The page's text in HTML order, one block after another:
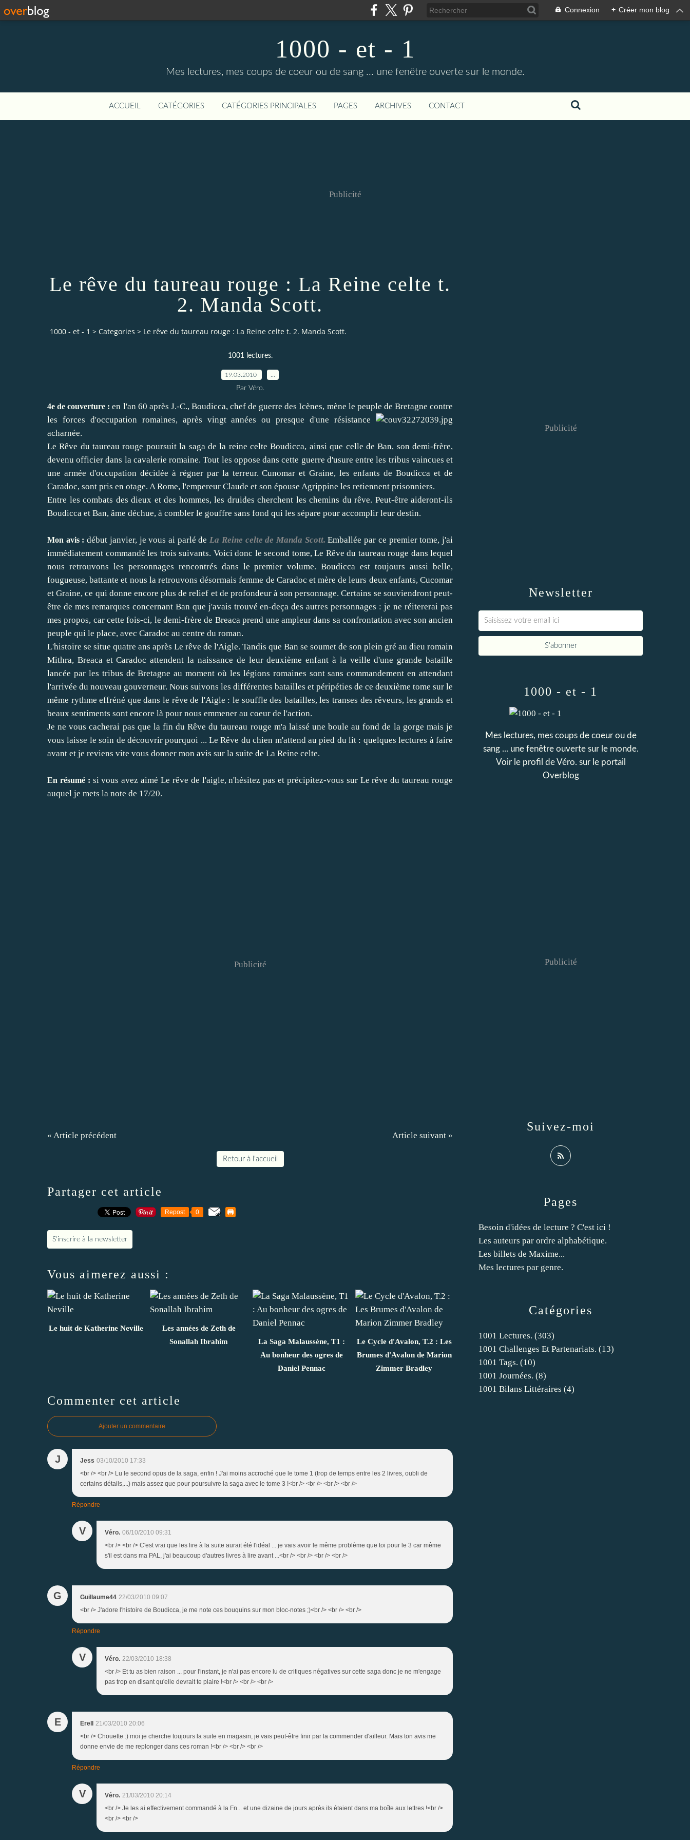
Connexion + Créer mon blog
1000 - et - 1
Mes lectures, mes coups de coeur ou de sang ... une fenêtre ouverte sur le monde.
ACCUEIL CATÉGORIES CATÉGORIES PRINCIPALES PAGES ARCHIVES CONTACT
Publicité
Le rêve du taureau rouge : La Reine celte t.
2. Manda Scott.
1000 - et - 1 > Categories > Le rêve du taureau rouge : La Reine celte t. 2. Manda Scott.
1001 lectures.
19.03.2010
Par Véro.
4e de couverture : en l'an 60 après J.-C., Boudicca, chef de guerre des Icènes, mène le peuple de Bretagne contre
les forces d'occupation romaines, après vingt années ou presque d'une résistance
acharnée.
Le Rêve du taureau rouge poursuit la saga de la reine celte Boudicca, ainsi que celle de Ban, son demi-frère,
devenu officier dans la cavalerie romaine. Tout les oppose dans cette guerre d'usure entre les tribus vaincues et
une armée d'occupation décidée à régner par la terreur. Cunomar et Graine, les enfants de Boudicca et de
Caradoc, sont pris en otage. A Rome, l'empereur Claude et son épouse Agrippine les retiennent prisonniers.
Entre les combats des dieux et des hommes, les druides cherchent les chemins du rêve. Peut-être aideront-ils
Boudicca et Ban, âme déchue, à combler le gouffre sans fond qui les sépare pour accomplir leur destin.
Mon avis : début janvier, je vous ai parlé de La Reine celte de Manda Scott. Emballée par ce premier tome, j'ai
immédiatement commandé les trois suivants. Voici donc le second tome, Le Rêve du taureau rouge dans lequel
nous retrouvons les personnages rencontrés dans le premier volume. Boudicca est toujours aussi belle,
fougueuse, battante et nous la retrouvons désormais femme de Caradoc et mère de leurs deux enfants, Cucomar
et Graine, ce qui donne encore plus de relief et de profondeur à son personnage. Certains se souviendront peut-
être de mes remarques concernant Ban que j'avais trouvé en-deça des autres personnages : je ne réitererai pas
mes propos, car cette fois-ci, le demi-frère de Breaca prend une ampleur dans sa confrontation avec son ancien
peuple qui le place, avec Caradoc au centre du roman.
L'histoire se situe quatre ans après Le rêve de l'Aigle. Tandis que Ban se soumet de son plein gré au dieu romain
Mithra, Breaca et Caradoc attendent la naissance de leur deuxième enfant à la veille d'une grande bataille
lancée par les tribus de Bretagne au moment où les légions romaines sont sans commandement en attendant
l'arrivée du nouveau gouverneur. Nous suivons les différentes batailles et péripéties de ce deuxième tome sur le
même rythme effréné que dans le rêve de l'Aigle : le souffle des batailles, les transes des rêveurs, les grands et
beaux sentiments sont encore là pour nous emmener au coeur de l'action.
Je ne vous cacherai pas que la fin du Rêve du taureau rouge m'a laissé une boule au fond de la gorge mais je
vous laisse le soin de découvrir pourquoi ... Le Rêve du chien m'attend au pied du lit : quelques lectures à faire
avant et je reviens vite vous donner mon avis sur la suite de La Reine celte.
En résumé : si vous avez aimé Le rêve de l'aigle, n'hésitez pas et précipitez-vous sur Le rêve du taureau rouge
auquel je mets la note de 17/20.
Publicité
« Article précédent Article suivant »
Retour à l'accueil
Partager cet article
Repost 0
S'inscrire à la newsletter
Vous aimerez aussi :
Le huit de Katherine Neville
Les années de Zeth de
Sonallah Ibrahim
La Saga Malaussène, T1 :
Au bonheur des ogres de
Daniel Pennac
Le Cycle d'Avalon, T.2 : Les
Brumes d'Avalon de Marion
Zimmer Bradley
Commenter cet article
Ajouter un commentaire
J Jess 03/10/2010 17:33
<br /> <br /> Lu le second opus de la saga, enfin ! J'ai moins accroché que le tome 1 (trop de temps entre les 2 livres, oubli de
certains détails,...) mais assez que pour poursuivre la saga avec le tome 3 !<br /> <br /> <br /> <br />
Répondre
V Véro. 06/10/2010 09:31
<br /> <br /> C'est vrai que les lire à la suite aurait été l'idéal ... je vais avoir le même problème que toi pour le 3 car même
s'il est dans ma PAL, j'ai beaucoup d'autres livres à lire avant ...<br /> <br /> <br /> <br />
G Guillaume44 22/03/2010 09:07
<br /> J'adore l'histoire de Boudicca, je me note ces bouquins sur mon bloc-notes ;)<br /> <br /> <br />
Répondre
V Véro. 22/03/2010 18:38
<br /> Et tu as bien raison ... pour l'instant, je n'ai pas encore lu de critiques négatives sur cette saga donc je ne m'engage
pas trop en disant qu'elle devrait te plaire !<br /> <br /> <br />
E Erell 21/03/2010 20:06
<br /> Chouette :) moi je cherche toujours la suite en magasin, je vais peut-être finir par la commender d'ailleur. Mais ton avis me
donne envie de me replonger dans ces roman !<br /> <br /> <br />
Répondre
V Véro. 21/03/2010 20:14
<br /> Je les ai effectivement commandé à la Fn... et une dizaine de jours après ils étaient dans ma boîte aux lettres !<br />
<br /> <br />
Newsletter
Publicité
Catégories
1001 Lectures. (303)
1001 Challenges Et Partenariats. (13)
1001 Tags. (10)
1001 Journées. (8)
1001 Bilans Littéraires (4)
Pages
Besoin d'idées de lecture ? C'est ici !
Les auteurs par ordre alphabétique.
Les billets de Maxime...
Mes lectures par genre.
1000 - et - 1
Mes lectures, mes coups de coeur ou de
sang ... une fenêtre ouverte sur le monde.
Voir le profil deVéro. sur le portail
Overblog
Suivez-moi
Publicité